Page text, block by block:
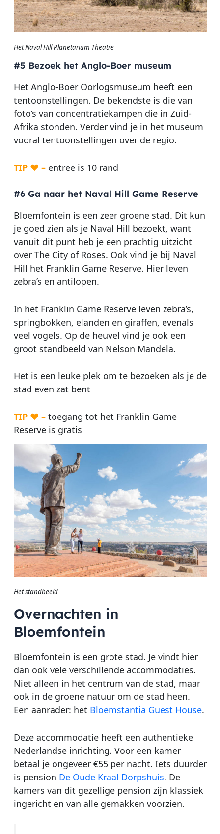
Het Naval Hill Planetarium Theatre
#5 Bezoek het Anglo-Boer museum
Het Anglo-Boer Oorlogsmuseum heeft een
tentoonstellingen. De bekendste is die van
foto’s van concentratiekampen die in Zuid-
Afrika stonden. Verder vind je in het museum
vooral tentoonstellingen over de regio.
TIP ♥ –entree is 10 rand
#6 Ga naar het Naval Hill Game Reserve
Bloemfontein is een zeer groene stad. Dit kun
je goed zien als je Naval Hill bezoekt, want
vanuit dit punt heb je een prachtig uitzicht
over The City of Roses. Ook vind je bij Naval
Hill het Franklin Game Reserve. Hier leven
zebra’s en antilopen.
In het Franklin Game Reserve leven zebra’s,
springbokken, elanden en giraffen, evenals
veel vogels. Op de heuvel vind je ook een
groot standbeeld van Nelson Mandela.
Het is een leuke plek om te bezoeken als je de
stad even zat bent
TIP ♥ –toegang tot het Franklin Game
Reserve is gratis
Hetstandbeeld
Overnachten in
Bloemfontein
Bloemfontein is een grote stad. Je vindt hier
dan ook vele verschillende accommodaties.
Niet alleen in het centrum van de stad, maar
ook in de groene natuur om de stad heen.
Een aanrader: het Bloemstantia Guest House.
Deze accommodatie heeft een authentieke
Nederlandse inrichting. Voor een kamer
betaal je ongeveer €55 per nacht. Iets duurder
is pension De Oude Kraal Dorpshuis. De
kamers van dit gezellige pension zijn klassiek
ingericht en van alle gemakken voorzien.